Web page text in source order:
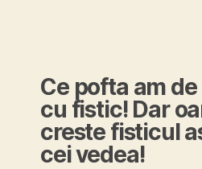
Ce pofta am
cu fistic! Dar
creste fisticul
cei vedea!